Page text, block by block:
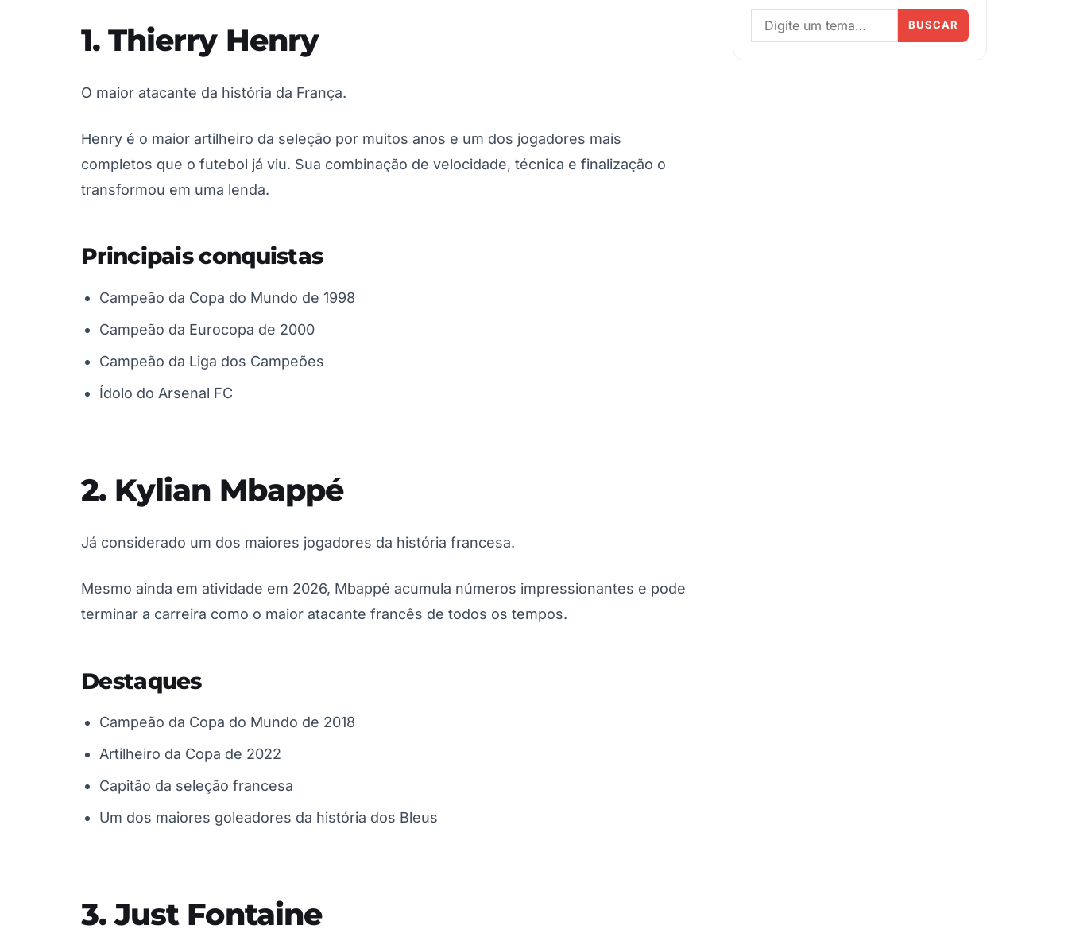
1. Thierry Henry
O maior atacante da história da França.
Henry é o maior artilheiro da seleção por muitos anos e um dos jogadores mais
completos que o futebol já viu. Sua combinação de velocidade, técnica e finalização o
transformou em uma lenda.
Principais conquistas
Campeão da Copa do Mundo de 1998
Campeão da Eurocopa de 2000
Campeão da Liga dos Campeões
Ídolo do Arsenal FC
2. Kylian Mbappé
Já considerado um dos maiores jogadores da história francesa.
Mesmo ainda em atividade em 2026, Mbappé acumula números impressionantes e pode
terminar a carreira como o maior atacante francês de todos os tempos.
Destaques
Campeão da Copa do Mundo de 2018
Artilheiro da Copa de 2022
Capitão da seleção francesa
Um dos maiores goleadores da história dos Bleus
3. Just Fontaine
BUSCAR